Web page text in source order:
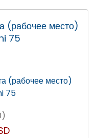
(рабочее место)
75